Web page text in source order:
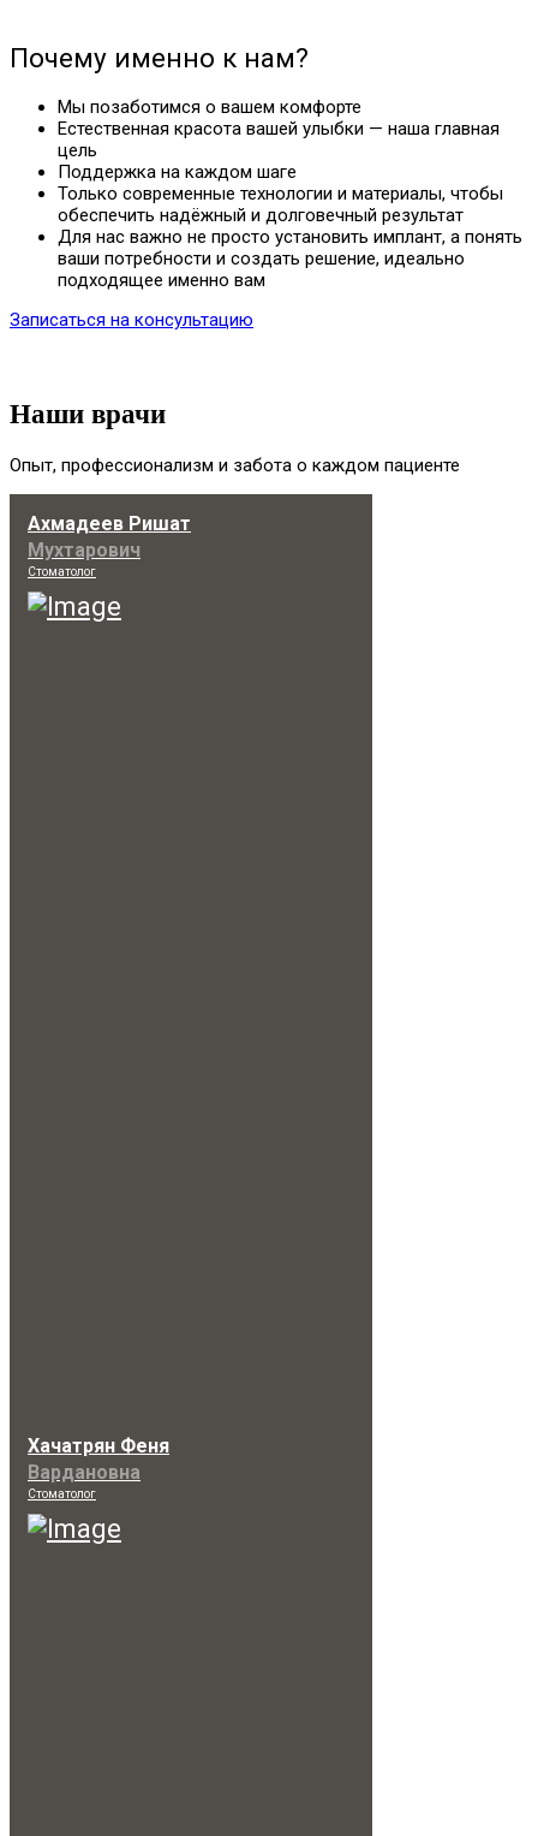
Почему именно к нам?
Мы позаботимся о вашем комфорте
Естественная красота вашей улыбки — наша главная
цель
Поддержка на каждом шаге
Только современные технологии и материалы, чтобы
обеспечить надёжный и долговечный результат
Для нас важно не просто установить имплант, а понять
ваши потребности и создать решение, идеально
подходящее именно вам
Записаться на консультацию
Наши врачи
Опыт, профессионализм и забота о каждом пациенте
Ахмадеев Ришат
Мухтарович
Стоматолог
Хачатрян Феня
Вардановна
Стоматолог